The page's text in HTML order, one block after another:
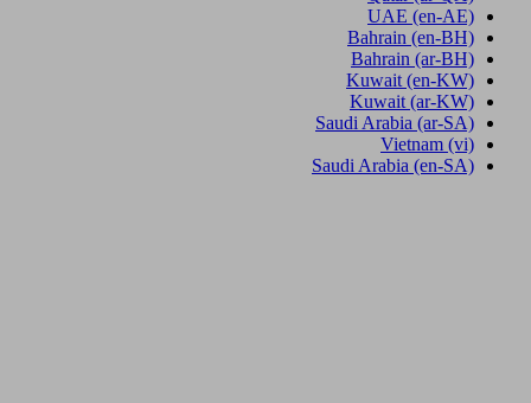
UAE (en-AE)
Bahrain (en-BH)
Bahrain (ar-BH)
Kuwait (en-KW)
Kuwait (ar-KW)
Saudi Arabia (ar-SA)
Vietnam (vi)
Saudi Arabia (en-SA)